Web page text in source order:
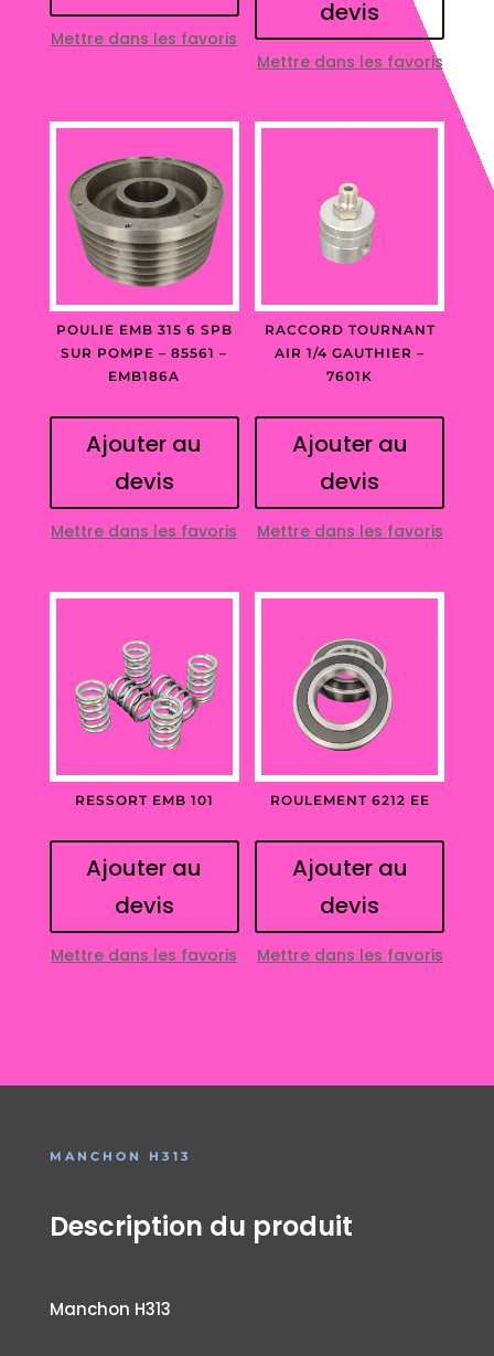
Mettre dans les favoris
devis
Mettre dans les favoris
POULIE EMB 315 6 SPB
SUR POMPE – 85561 –
EMB186A
Ajouter au
devis
Mettre dans les favoris
RACCORD TOURNANT
AIR 1/4 GAUTHIER –
7601K
Ajouter au
devis
Mettre dans les favoris
RESSORT EMB 101
Ajouter au
devis
Mettre dans les favoris
ROULEMENT 6212 EE
Ajouter au
devis
Mettre dans les favoris
MANCHON H313
Description du produit
Manchon H313